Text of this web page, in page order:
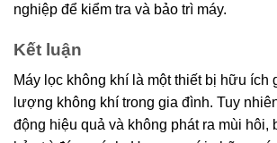
nghiệp để kiểm tra và bảo trì máy.
Kết luận
Máy lọc không khí là một thiết bị hữu ích
lượng không khí trong gia đình. Tuy
động hiệu quả và không phát ra mùi hôi,